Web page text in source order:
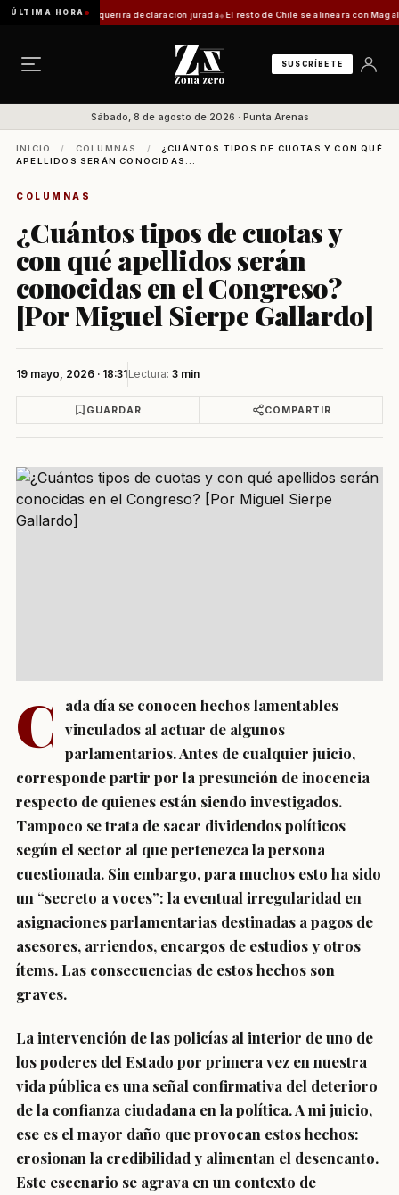
ÚLTIMA HORA
trámite requerirá declaración jurada El resto de Chile se alineará con Magallanes:
SUSCRÍBETE
Sábado, 8 de agosto de 2026 · Punta Arenas
INICIO / COLUMNAS /
¿CUÁNTOS TIPOS DE CUOTAS Y CON QUÉ
APELLIDOS SERÁN CONOCIDAS...
COLUMNAS
¿Cuántos tipos de cuotas y
con qué apellidos serán
conocidas en el Congreso?
[Por Miguel Sierpe Gallardo]
19 mayo, 2026 · 18:31Lectura: 3 min
GUARDAR COMPARTIR
C
ada día se conocen hechos lamentables
vinculados al actuar de algunos
parlamentarios. Antes de cualquier juicio,
corresponde partir por la presunción de inocencia
respecto de quienes están siendo investigados.
Tampoco se trata de sacar dividendos políticos
según el sector al que pertenezca la persona
cuestionada. Sin embargo, para muchos esto ha sido
un “secreto a voces”: la eventual irregularidad en
asignaciones parlamentarias destinadas a pagos de
asesores, arriendos, encargos de estudios y otros
ítems. Las consecuencias de estos hechos son
graves.
La intervención de las policías al interior de uno de
los poderes del Estado por primera vez en nuestra
vida pública es una señal confirmativa del deterioro
de la confianza ciudadana en la política. A mi juicio,
ese es el mayor daño que provocan estos hechos:
erosionan la credibilidad y alimentan el desencanto.
Este escenario se agrava en un contexto de